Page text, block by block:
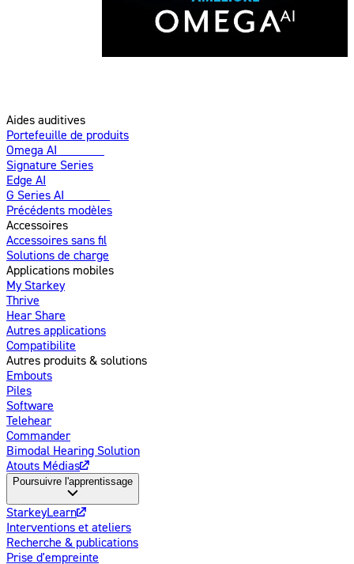
Aides auditives
Portefeuille de produits
Omega AI
Signature Series
Edge AI
G Series AI
Précédents modèles
Accessoires
Accessoires sans fil
Solutions de charge
Applications mobiles
My Starkey
Thrive
Hear Share
Autres applications
Compatibilite
Autres produits & solutions
Embouts
Piles
Software
Telehear
Commander
Bimodal Hearing Solution
Atouts Médias
Poursuivre l'apprentissage
StarkeyLearn
Interventions et ateliers
Recherche & publications
Prise d'empreinte